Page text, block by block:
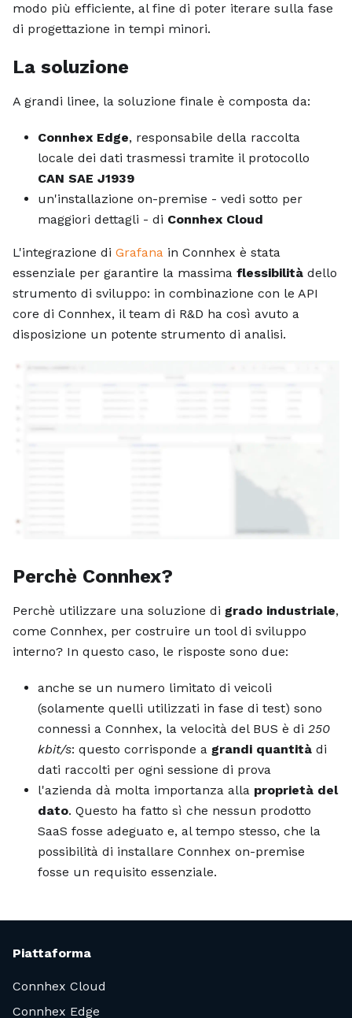
modo più efficiente, al fine di poter iterare sulla fase
di progettazione in tempi minori.
La soluzione
A grandi linee, la soluzione finale è composta da:
Connhex Edge, responsabile della raccolta
locale dei dati trasmessi tramite il protocollo
CAN SAE J1939
un'installazione on-premise - vedi sotto per
maggiori dettagli - di Connhex Cloud
L'integrazione di Grafana in Connhex è stata
essenziale per garantire la massima flessibilità dello
strumento di sviluppo: in combinazione con le API
core di Connhex, il team di R&D ha così avuto a
disposizione un potente strumento di analisi.
Perchè Connhex?
Perchè utilizzare una soluzione di grado industriale,
come Connhex, per costruire un tool di sviluppo
interno? In questo caso, le risposte sono due:
anche se un numero limitato di veicoli
(solamente quelli utilizzati in fase di test) sono
connessi a Connhex, la velocità del BUS è di 250
kbit/s: questo corrisponde a grandi quantità di
dati raccolti per ogni sessione di prova
l'azienda dà molta importanza alla proprietà del
dato. Questo ha fatto sì che nessun prodotto
SaaS fosse adeguato e, al tempo stesso, che la
possibilità di installare Connhex on-premise
fosse un requisito essenziale.
Piattaforma
Connhex Cloud
Connhex Edge